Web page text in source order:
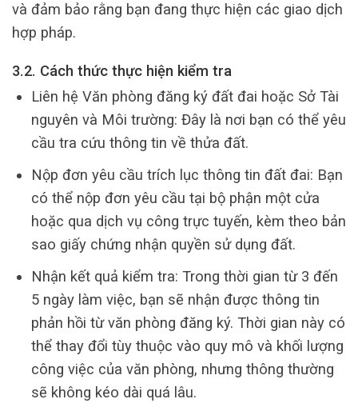
và đảm bảo rằng bạn đang thực hiện các giao dịch
hợp pháp.
3.2. Cách thức thực hiện kiểm tra
Liên hệ Văn phòng đăng ký đất đai hoặc Sở Tài
nguyên và Môi trường: Đây là nơi bạn có thể yêu
cầu tra cứu thông tin về thửa đất.
Nộp đơn yêu cầu trích lục thông tin đất đai: Bạn
có thể nộp đơn yêu cầu tại bộ phận một cửa
hoặc qua dịch vụ công trực tuyến, kèm theo bản
sao giấy chứng nhận quyền sử dụng đất.
Nhận kết quả kiểm tra: Trong thời gian từ 3 đến
5 ngày làm việc, bạn sẽ nhận được thông tin
phản hồi từ văn phòng đăng ký. Thời gian này có
thể thay đổi tùy thuộc vào quy mô và khối lượng
công việc của văn phòng, nhưng thông thường
sẽ không kéo dài quá lâu.